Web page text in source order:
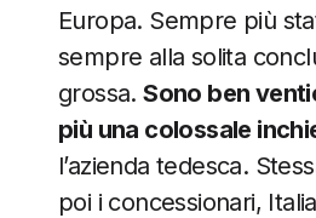
Europa. Sempre più
sempre alla solita
grossa.Sono ben
più una colossale
l’azienda tedesca.
poi i concessionari,